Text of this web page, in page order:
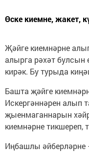
Өске киемне, жакет,
Җәйге киемнәрне
алырга рәхәт булсын
кирәк. Бу турыда
Башта җәйге
Искергәннәрен алып
җыенмаганнарын
киемнәрне тикшереп,
Иңбашлы әйберләрне